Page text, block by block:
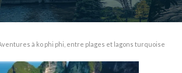
à ko phi phi, entre plages et lagons turquoise